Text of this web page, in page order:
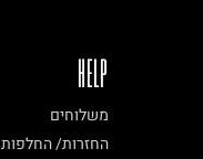
HELP
משלוחים
החזרות/ החלפות